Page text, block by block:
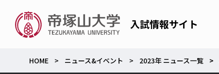
入試情報サイト
HOME ニュース&イベント 2023年 ニュース一覧